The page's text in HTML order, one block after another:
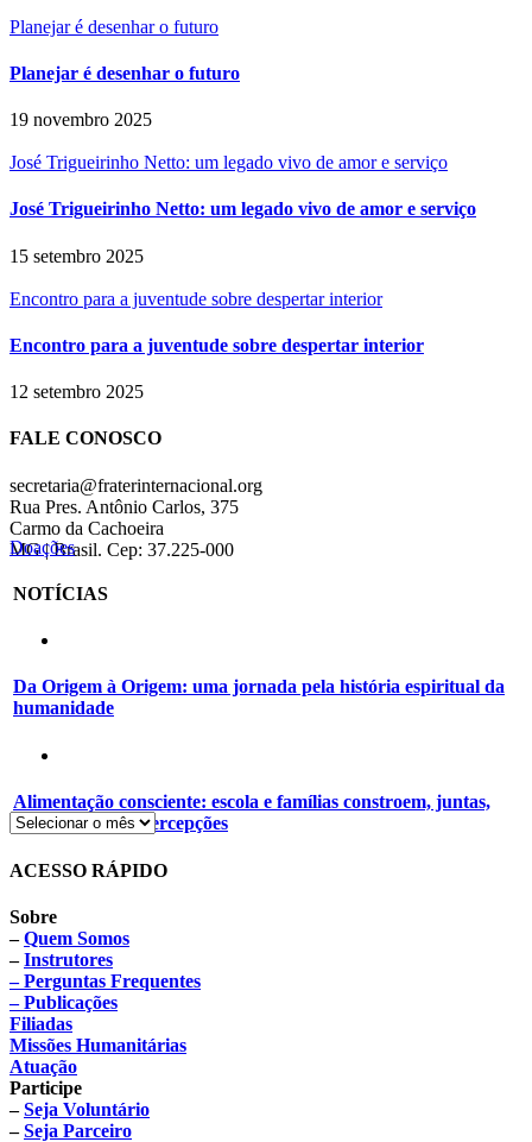
Planejar é desenhar o futuro
Planejar é desenhar o futuro
19 novembro 2025
José Trigueirinho Netto: um legado vivo de amor e serviço
José Trigueirinho Netto: um legado vivo de amor e serviço
15 setembro 2025
Encontro para a juventude sobre despertar interior
Encontro para a juventude sobre despertar interior
12 setembro 2025
FALE CONOSCO
secretaria@fraterinternacional.org
Rua Pres. Antônio Carlos, 375
Carmo da Cachoeira
MG | Brasil. Cep: 37.225-000
Doações
NOTÍCIAS
Da Origem à Origem: uma jornada pela história espiritual da
humanidade
Alimentação consciente: escola e famílias constroem, juntas,
novos hábitos e percepções
ACESSO RÁPIDO
Sobre
–Quem Somos
–Instrutores
– Perguntas Frequentes
– Publicações
Filiadas
Missões Humanitárias
Atuação
Participe
–Seja Voluntário
–Seja Parceiro